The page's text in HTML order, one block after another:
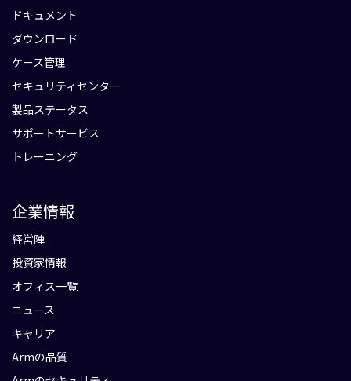
ドキュメント
ダウンロード
ケース管理
セキュリティセンター
製品ステータス
サポートサービス
トレーニング
企業情報
経営陣
投資家情報
オフィス一覧
ニュース
キャリア
Armの品質